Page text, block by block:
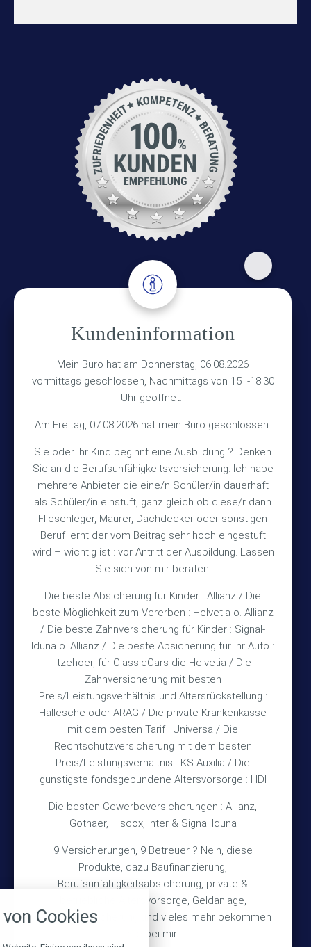
Kundeninformation
Mein Büro hat am Donnerstag, 06.08.2026
vormittags geschlossen, Nachmittags von 15 -18.30
Uhr geöffnet.
Am Freitag, 07.08.2026 hat mein Büro geschlossen.
Sie oder Ihr Kind beginnt eine Ausbildung ? Denken
Sie an die Berufsunfähigkeitsversicherung. Ich habe
mehrere Anbieter die eine/n Schüler/in dauerhaft
als Schüler/in einstuft, ganz gleich ob diese/r dann
Fliesenleger, Maurer, Dachdecker oder sonstigen
Beruf lernt der vom Beitrag sehr hoch eingestuft
wird – wichtig ist : vor Antritt der Ausbildung. Lassen
Sie sich von mir beraten.
Die beste Absicherung für Kinder : Allianz / Die
beste Möglichkeit zum Vererben : Helvetia o. Allianz
/ Die beste Zahnversicherung für Kinder : Signal-
Iduna o. Allianz / Die beste Absicherung für Ihr Auto :
Itzehoer, für ClassicCars die Helvetia / Die
Zahnversicherung mit besten
Preis/Leistungsverhältnis und Altersrückstellung :
Hallesche oder ARAG / Die private Krankenkasse
mit dem besten Tarif : Universa / Die
Rechtschutzversicherung mit dem besten
Preis/Leistungsverhältnis : KS Auxilia / Die
günstigste fondsgebundene Altersvorsorge : HDI
Die besten Gewerbeversicherungen : Allianz,
Gothaer, Hiscox, Inter & Signal Iduna
9 Versicherungen, 9 Betreuer ? Nein, diese
Produkte, dazu Baufinanzierung,
Berufsunfähigkeitsabsicherung, private &
betriebliche Altersvorsorge, Geldanlage,
Gebäudeversicherung und vieles mehr bekommen
Sie bei mir.
Adresse
Versicherungsmakler Haberkamp GmbH
Hinterkampstr.1a
30890 Barsinghausen
Kontakt
TEL +49 (5105) 1811
FAX +49 (5105) 2720
MAIL vmh1a@web.de
Bürozeiten
Mo – Fr 10:15 – 12:00 Uhr
und nach Vereinbarung
Rechtliches
Impressum
Datenschutz
Erstinformation
Wichtiges
Über mich
Bedarfsermittlung
Schadensmeldung
Cookies
alle verwendeten Cookies und
zu blockieren.